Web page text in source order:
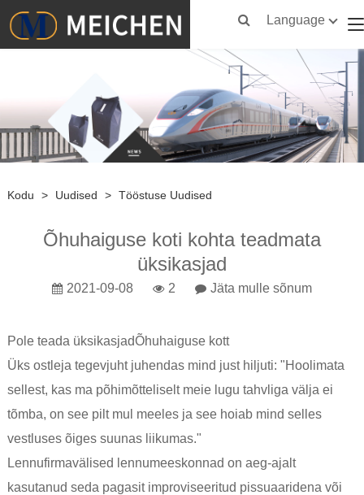
Language
Kodu > Uudised > Tööstuse Uudised
Õhuhaiguse koti kohta teadmata
üksikasjad
2021-09-08 2 Jäta mulle sõnum
Pole teada üksikasjadÕhuhaiguse kott
Üks ostleja tegevjuht juhendas mind just hiljuti: "Hoolimata
sellest, kas ma põhimõtteliselt meie lugu tahvliga välja ei
tõmba, on see pilt mul meeles ja see hoiab mind selles
vestluses õiges suunas liikumas."
Lennufirmavälised lennumeeskonnad on aeg-ajalt
kasutanud seda pagasit improviseeritud pissuaaridena või